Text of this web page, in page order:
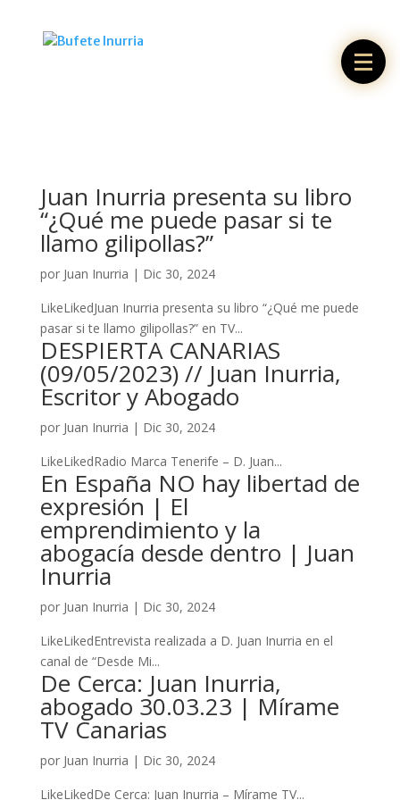
Juan Inurria presenta su libro
“¿Qué me puede pasar si te
llamo gilipollas?”
por Juan Inurria | Dic 30, 2024
LikeLikedJuan Inurria presenta su libro “¿Qué me puede
pasar si te llamo gilipollas?” en TV...
DESPIERTA CANARIAS
(09/05/2023) // Juan Inurria,
Escritor y Abogado
por Juan Inurria | Dic 30, 2024
LikeLikedRadio Marca Tenerife – D. Juan...
En España NO hay libertad de
expresión | El
emprendimiento y la
abogacía desde dentro | Juan
Inurria
por Juan Inurria | Dic 30, 2024
LikeLikedEntrevista realizada a D. Juan Inurria en el
canal de “Desde Mi...
De Cerca: Juan Inurria,
abogado 30.03.23 | Mírame
TV Canarias
por Juan Inurria | Dic 30, 2024
LikeLikedDe Cerca: Juan Inurria – Mírame TV...